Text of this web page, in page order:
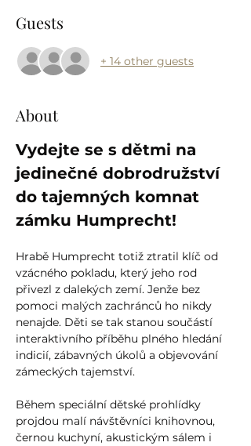
Guests
+ 14 other guests
About
Vydejte se s dětmi na
jedinečné dobrodružství
do tajemných komnat
zámku Humprecht!
Hrabě Humprecht totiž ztratil klíč od
vzácného pokladu, který jeho rod
přivezl z dalekých zemí. Jenže bez
pomoci malých zachránců ho nikdy
nenajde. Děti se tak stanou součástí
interaktivního příběhu plného hledání
indicií, zábavných úkolů a objevování
zámeckých tajemství.
Během speciální dětské prohlídky
projdou malí návštěvníci knihovnou,
černou kuchyní, akustickým sálem i